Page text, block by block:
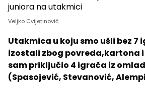
Veljko Cvijetinović
Utakmica u koju smo ušli bez 7
izostali zbog povreda,kartona
sam priključio 4 igrača iz
(Spasojević, Stevanović,